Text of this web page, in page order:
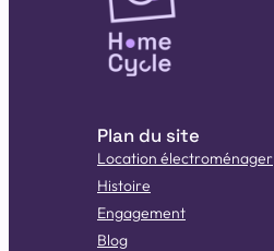
Plan du site
Location électroménager
Histoire
Engagement
Blog